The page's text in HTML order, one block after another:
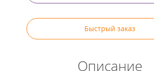
Быстрый заказ
Описание